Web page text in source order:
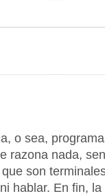
o sea,
razona nada,
son
hablar. En fin,